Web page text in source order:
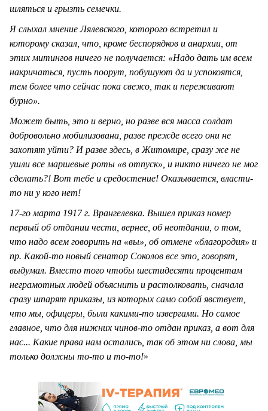
шляться и грызть семечки.
Я слыхал мнение Лялевского, которого встретил и
которому сказал, что, кроме беспорядков и анархии, от
этих митингов ничего не получается: «Надо дать им всем
накричаться, пусть поорут, побушуют да и успокоятся,
тем более что сейчас пока свежо, так и переживают
бурно».
Может быть, это и верно, но разве вся масса солдат
добровольно мобилизована, разве прежде всего они не
захотят уйти? И разве здесь, в Житомире, сразу же не
ушли все маршевые роты «в отпуск», и никто ничего не мог
сделать?! Вот тебе и средостение! Оказывается, власти-
то ни у кого нет!
17-го марта 1917 г. Врангелевка. Вышел приказ номер
первый об отдании чести, вернее, об неотдании, о том,
что надо всем говорить на «вы», об отмене «благородия» и
пр. Какой-то новый сенатор Соколов все это, говорят,
выдумал. Вместо того чтобы шестидесяти процентам
неграмотных людей объяснить и растолковать, сначала
сразу шпарят приказы, из которых само собой явствует,
что мы, офицеры, были какими-то извергами. Но самое
главное, что для нижних чинов-то отдан приказ, а вот для
нас... Какие права нам остались, так об этом ни слова, мы
только должны то-то и то-то!»